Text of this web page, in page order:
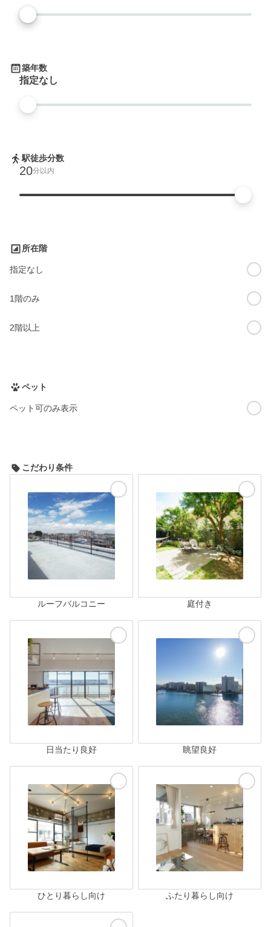
築年数
指定なし
駅徒歩分数
20分以内
所在階
指定なし
1階のみ
2階以上
ペット
ペット可のみ表示
こだわり条件
ルーフバルコニー 庭付き
日当たり良好 眺望良好
ひとり暮らし向け ふたり暮らし向け